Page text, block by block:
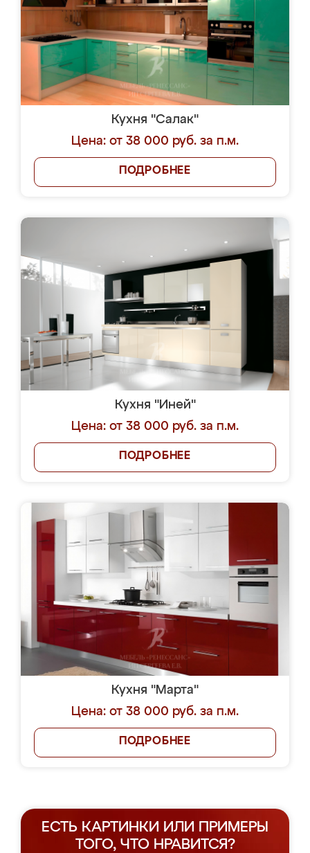
Кухня "Салак"
Цена: от 38 000 руб. за п.м.
ПОДРОБНЕЕ
Кухня "Иней"
Цена: от 38 000 руб. за п.м.
ПОДРОБНЕЕ
Кухня "Марта"
Цена: от 38 000 руб. за п.м.
ПОДРОБНЕЕ
ЕСТЬ КАРТИНКИ ИЛИ ПРИМЕРЫ
ТОГО, ЧТО НРАВИТСЯ?